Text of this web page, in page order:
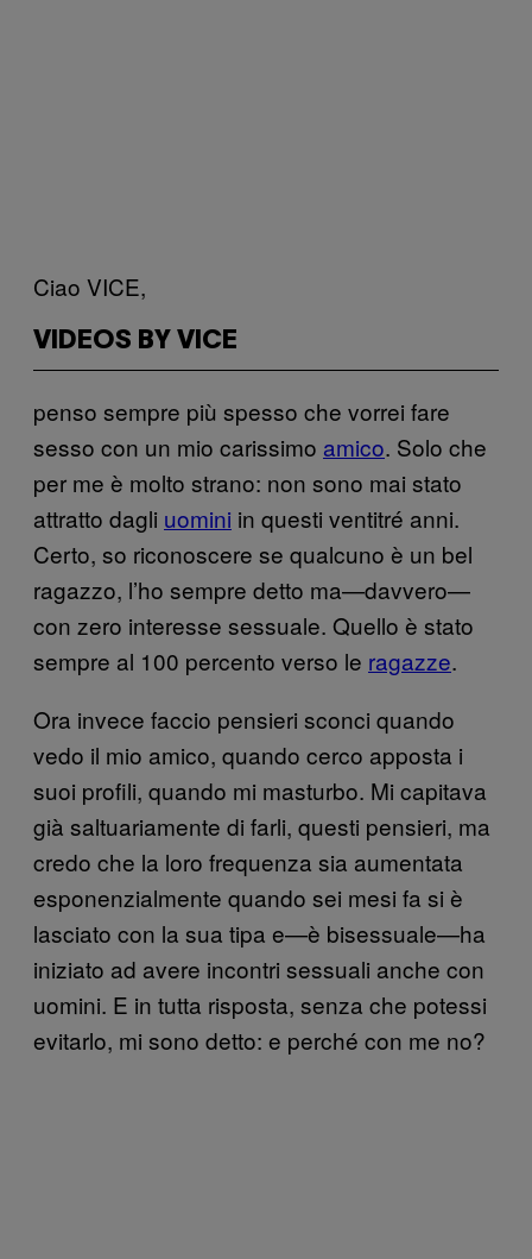
Ciao VICE,
VIDEOS BY VICE
penso sempre più spesso che vorrei fare
sesso con un mio carissimo amico. Solo che
per me è molto strano: non sono mai stato
attratto dagli uomini in questi ventitré anni.
Certo, so riconoscere se qualcuno è un bel
ragazzo, l’ho sempre detto ma—davvero—
con zero interesse sessuale. Quello è stato
sempre al 100 percento verso le ragazze.
Ora invece faccio pensieri sconci quando
vedo il mio amico, quando cerco apposta i
suoi profili, quando mi masturbo. Mi capitava
già saltuariamente di farli, questi pensieri, ma
credo che la loro frequenza sia aumentata
esponenzialmente quando sei mesi fa si è
lasciato con la sua tipa e—è bisessuale—ha
iniziato ad avere incontri sessuali anche con
uomini. E in tutta risposta, senza che potessi
evitarlo, mi sono detto: e perché con me no?